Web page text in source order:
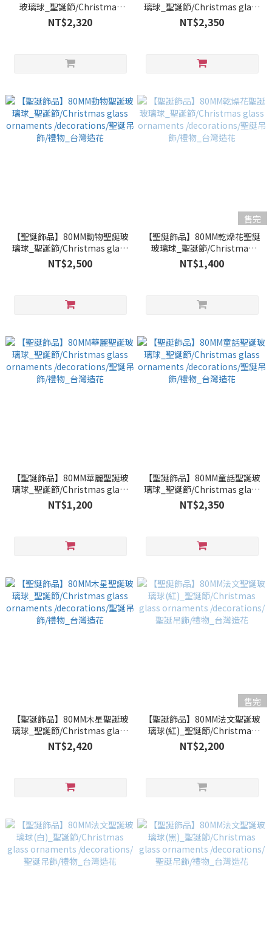
玻璃球_聖誕節/Christmas
glass ornaments
/decorations/聖誕吊飾/禮物_
NT$2,320
璃球_聖誕節/Christmas glass
ornaments /decorations/聖
誕吊飾/禮物_台灣造花
NT$2,350
【聖誕飾品】80MM動物聖誕玻
璃球_聖誕節/Christmas glass
ornaments /decorations/聖
誕吊飾/禮物_台灣造花
NT$2,500
售完
【聖誕飾品】80MM乾燥花聖誕
玻璃球_聖誕節/Christmas
glass ornaments
/decorations/聖誕吊飾/禮物_
NT$1,400
【聖誕飾品】80MM華麗聖誕玻
璃球_聖誕節/Christmas glass
ornaments /decorations/聖
誕吊飾/禮物_台灣造花
NT$1,200
【聖誕飾品】80MM童話聖誕玻
璃球_聖誕節/Christmas glass
ornaments /decorations/聖
誕吊飾/禮物_台灣造花
NT$2,350
【聖誕飾品】80MM木星聖誕玻
璃球_聖誕節/Christmas glass
ornaments /decorations/聖
誕吊飾/禮物_台灣造花
NT$2,420
售完
【聖誕飾品】80MM法文聖誕玻
璃球(紅)_聖誕節/Christmas
glass ornaments
/decorations/聖誕吊飾/禮物_
NT$2,200